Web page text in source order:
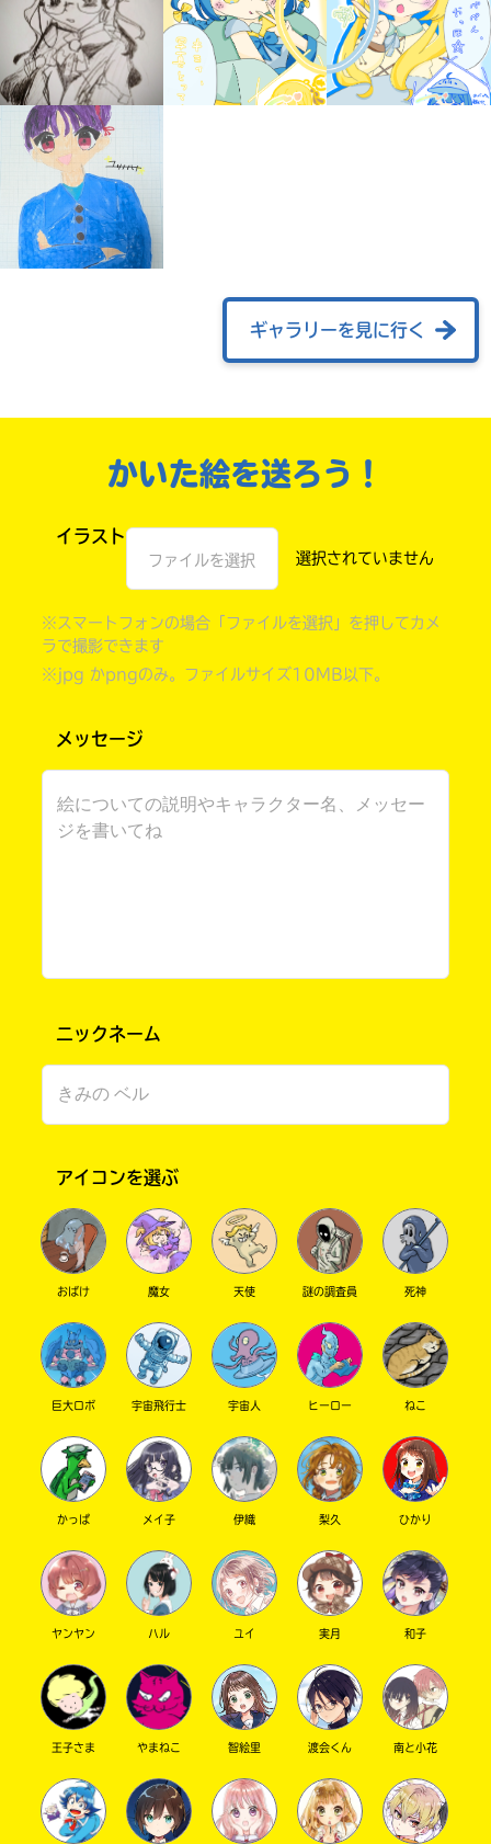
本だなが作れる！
このマチのことを
もっと知りたい
キミに
ギャラリーを見に行く
かいた絵を送ろう！
イラスト
ファイルを選択
※スマートフォンの場合「ファイルを選択」を押してカメ
ラで撮影できます
※jpg かpngのみ。ファイルサイズ10MB以下。
メッセージ
ニックネーム
アイコンを選ぶ
おばけ 魔女 天使 謎の調査員 死神
巨大ロボ 宇宙飛行士 宇宙人 ヒーロー ねこ
かっぱ メイ子 伊織 梨久 ひかり
ヤンヤン ハル ユイ 実月 和子
王子さま やまねこ 智絵里 渡会くん 南と小花